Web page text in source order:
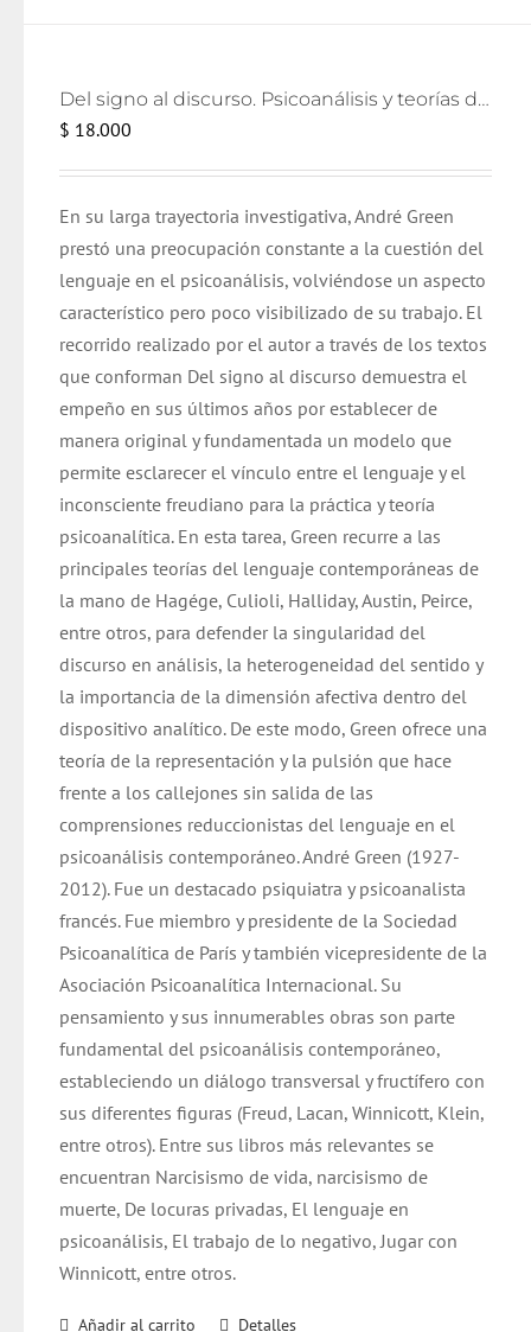
Del signo al discurso. Psicoanálisis y teorías del lenguaje
$ 18.000
En su larga trayectoria investigativa, André Green
prestó una preocupación constante a la cuestión del
lenguaje en el psicoanálisis, volviéndose un aspecto
característico pero poco visibilizado de su trabajo. El
recorrido realizado por el autor a través de los textos
que conforman Del signo al discurso demuestra el
empeño en sus últimos años por establecer de
manera original y fundamentada un modelo que
permite esclarecer el vínculo entre el lenguaje y el
inconsciente freudiano para la práctica y teoría
psicoanalítica. En esta tarea, Green recurre a las
principales teorías del lenguaje contemporáneas de
la mano de Hagége, Culioli, Halliday, Austin, Peirce,
entre otros, para defender la singularidad del
discurso en análisis, la heterogeneidad del sentido y
la importancia de la dimensión afectiva dentro del
dispositivo analítico. De este modo, Green ofrece una
teoría de la representación y la pulsión que hace
frente a los callejones sin salida de las
comprensiones reduccionistas del lenguaje en el
psicoanálisis contemporáneo. André Green (1927-
2012). Fue un destacado psiquiatra y psicoanalista
francés. Fue miembro y presidente de la Sociedad
Psicoanalítica de París y también vicepresidente de la
Asociación Psicoanalítica Internacional. Su
pensamiento y sus innumerables obras son parte
fundamental del psicoanálisis contemporáneo,
estableciendo un diálogo transversal y fructífero con
sus diferentes figuras (Freud, Lacan, Winnicott, Klein,
entre otros). Entre sus libros más relevantes se
encuentran Narcisismo de vida, narcisismo de
muerte, De locuras privadas, El lenguaje en
psicoanálisis, El trabajo de lo negativo, Jugar con
Winnicott, entre otros.
Añadir al carrito Detalles